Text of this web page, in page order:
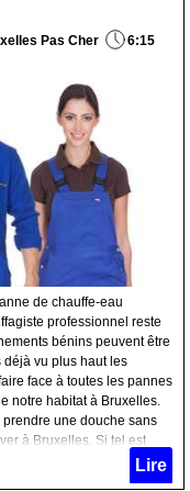
Pas Cher 6:15
de chauffe-eau
professionnel reste
bénins peuvent être
vu plus haut les
face à toutes les pannes
notre habitat à Bruxelles.
une douche sans
à Bruxelles. Si tel est
toutes les pièces d’une
Lire